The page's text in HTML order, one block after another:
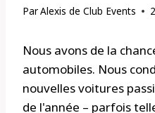
ParAlexis de Club Events
Nous avons de la
automobiles. Nous
nouvelles voitures
de l'année – parfois